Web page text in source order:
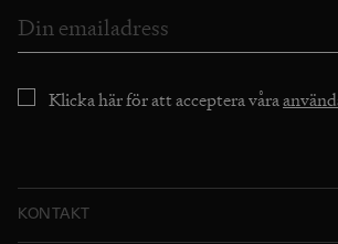
Klicka här för att acceptera våra
KONTAKT